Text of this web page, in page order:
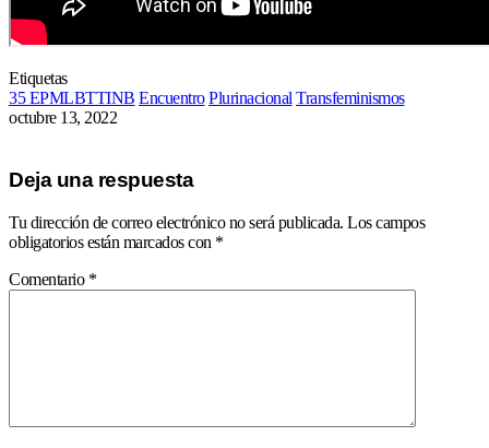
Etiquetas
35 EPMLBTTINB Encuentro Plurinacional Transfeminismos
octubre 13, 2022
Deja una respuesta
Tu dirección de correo electrónico no será publicada. Los campos
obligatorios están marcados con *
Comentario *